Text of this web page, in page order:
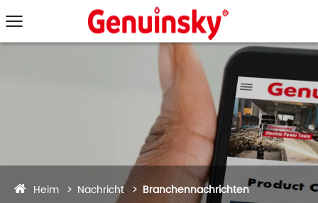
Heim Nachricht Branchennachrichten